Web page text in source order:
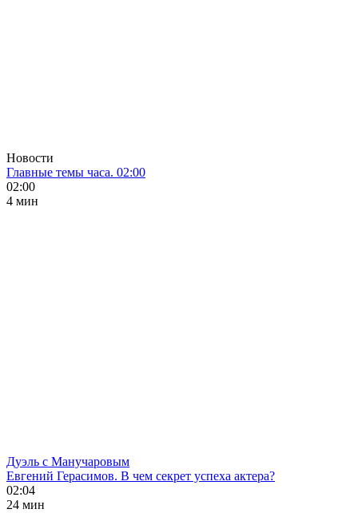
Новости
Главные темы часа. 02:00
02:00
4 мин
Дуэль с Манучаровым
Евгений Герасимов. В чем секрет успеха актера?
02:04
24 мин